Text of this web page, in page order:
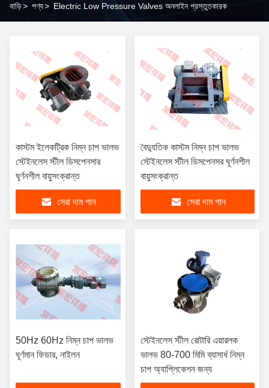
বাড়ি> পণ্য> Electric Low Pressure Valves অনলাইন প্রস্তুতকারক
কাস্টম ইলেকট্রিক নিম্ন চাপ ভালভ
স্টেইনলেস স্টীল ডিসপেনসার
ঘূর্ণনশীল বায়ুসংক্রান্ত
সেরা দাম পান
বৈদ্যুতিক কাস্টম নিম্ন চাপ ভালভ
স্টেইনলেস স্টীল ডিসপেনসর ঘূর্ণনশীল
বায়ুসংক্রান্ত
সেরা দাম পান
50Hz 60Hz নিম্ন চাপ ভালভ
ঘূর্ণমান ফিডার, নাইলন
স্টেইনলেস স্টীল রোটারি এয়ারলক
ভালভ 80-700 মিমি ব্যাসার্ধ নিম্ন
চাপ অ্যাপ্লিকেশন জন্য